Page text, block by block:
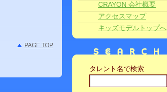
PAGE TOP
CRAYON 会社概要
アクセスマップ
キッズモデルトップへ
タレント名で検索